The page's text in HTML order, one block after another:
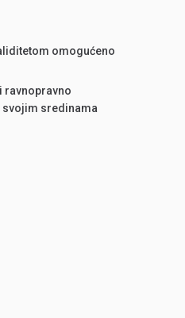
omogućeno
ravnopravno
svojim sredinama